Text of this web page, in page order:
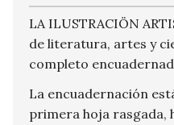
LA ILUSTRACIÖN
de literatura, artes y
completo
La encuadernación
primera hoja rasgada,